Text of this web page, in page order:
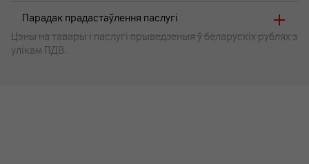
Парадак прадастаўлення паслугі
Цэны на тавары i паслугі прыведзеныя ў беларускіх рублях з
улікам ПДВ.